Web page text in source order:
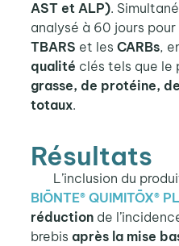
AST et ALP).
analysé à 60 jours
TBARS et les CARBs,
qualité clés tels que le
grasse, de protéine,
totaux.
Résultats
L’inclusion du
BIŌNTE® QUIMITŌX®
réductionde
brebis après la mise